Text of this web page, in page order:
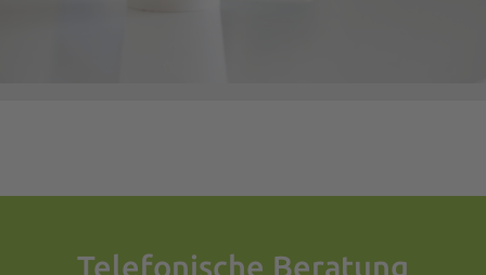
Telefonische Beratung